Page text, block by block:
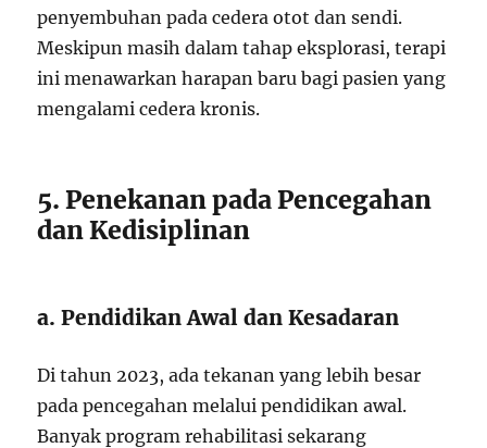
penyembuhan pada cedera otot dan sendi.
Meskipun masih dalam tahap eksplorasi, terapi
ini menawarkan harapan baru bagi pasien yang
mengalami cedera kronis.
5. Penekanan pada Pencegahan
dan Kedisiplinan
a. Pendidikan Awal dan Kesadaran
Di tahun 2023, ada tekanan yang lebih besar
pada pencegahan melalui pendidikan awal.
Banyak program rehabilitasi sekarang